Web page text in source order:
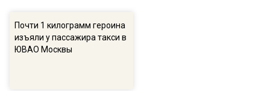
Почти 1 килограмм героина
изъяли у пассажира такси в
ЮВАО Москвы